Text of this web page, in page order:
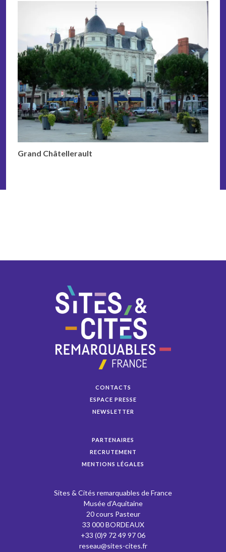
Grand Châtellerault
CONTACTS
ESPACE PRESSE
NEWSLETTER
PARTENAIRES
RECRUTEMENT
MENTIONS LÉGALES
Sites & Cités remarquables de France
Musée d’Aquitaine
20 cours Pasteur
33 000 BORDEAUX
+33 (0)9 72 49 97 06
reseau@sites-cites.fr